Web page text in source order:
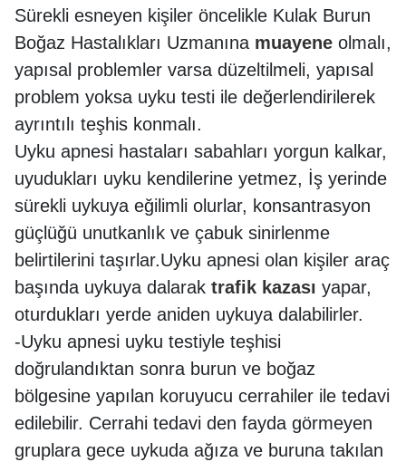
Sürekli esneyen kişiler öncelikle Kulak Burun
Boğaz Hastalıkları Uzmanına muayene olmalı,
yapısal problemler varsa düzeltilmeli, yapısal
problem yoksa uyku testi ile değerlendirilerek
ayrıntılı teşhis konmalı.
Uyku apnesi hastaları sabahları yorgun kalkar,
uyudukları uyku kendilerine yetmez, İş yerinde
sürekli uykuya eğilimli olurlar, konsantrasyon
güçlüğü unutkanlık ve çabuk sinirlenme
belirtilerini taşırlar.Uyku apnesi olan kişiler araç
başında uykuya dalarak trafik kazası yapar,
oturdukları yerde aniden uykuya dalabilirler.
-Uyku apnesi uyku testiyle teşhisi
doğrulandıktan sonra burun ve boğaz
bölgesine yapılan koruyucu cerrahiler ile tedavi
edilebilir. Cerrahi tedavi den fayda görmeyen
gruplara gece uykuda ağıza ve buruna takılan